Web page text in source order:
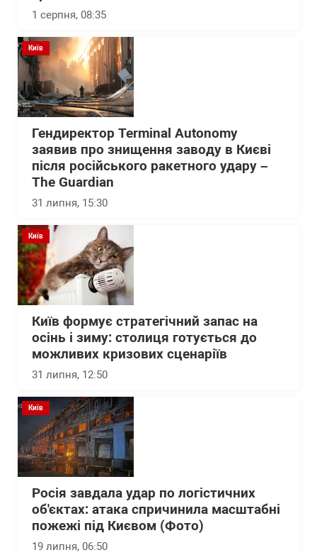
1 серпня, 08:35
Київ
Гендиректор Terminal Autonomy
заявив про знищення заводу в Києві
після російського ракетного удару –
The Guardian
31 липня, 15:30
Київ
Київ формує стратегічний запас на
осінь і зиму: столиця готується до
можливих кризових сценаріїв
31 липня, 12:50
Київ
Росія завдала удар по логістичних
об'єктах: атака спричинила масштабні
пожежі під Києвом (Фото)
19 липня, 06:50